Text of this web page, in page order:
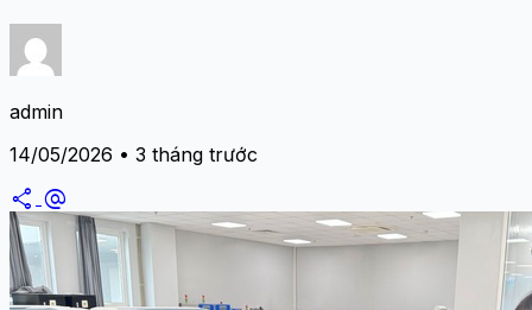
admin
14/05/2026 • 3 tháng trước
share alternate_email